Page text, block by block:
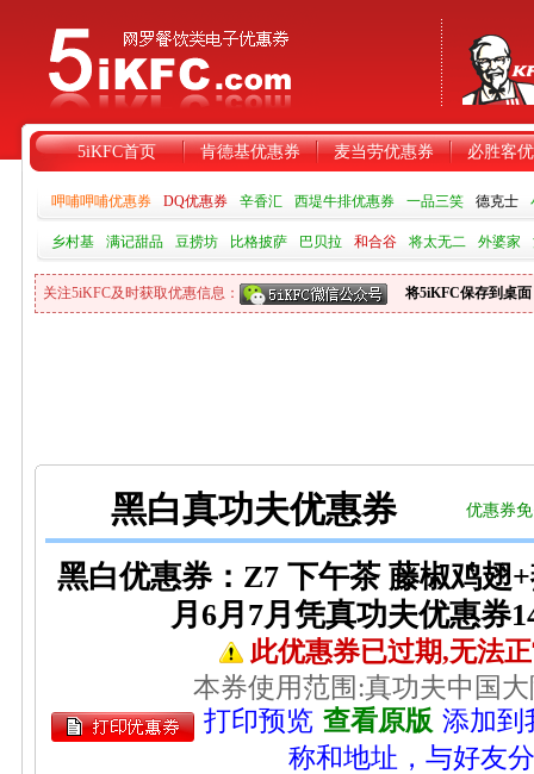
5iKFC首页 肯德基优惠券 麦当劳优惠券 必胜客
呷哺呷哺优惠券 DQ优惠券 辛香汇 西堤牛排优惠券 一品三笑 德克士
乡村基 满记甜品 豆捞坊 比格披萨 巴贝拉 和合谷 将太无二 外婆家
关注5iKFC及时获取优惠信息： 将5iKFC保存到桌面
黑白真功夫优惠券 优惠券
黑白优惠券：Z7 下午茶 藤椒鸡翅
月6月7月凭真功夫优惠券
此优惠券已过期,无法
本券使用范围:真功夫中国
打印预览 查看原版 添加到
称和地址，与好友